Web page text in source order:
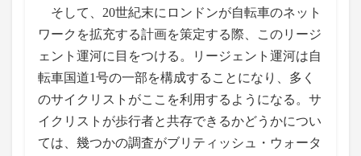
そして、20世紀末にロンドンが自転車のネット
ワークを拡充する計画を策定する際、このリージ
ェント運河に目をつける。リージェント運河は自
転車国道1号の一部を構成することになり、多く
のサイクリストがここを利用するようになる。サ
イクリストが歩行者と共存できるかどうかについ
ては、幾つかの調査がブリティッシュ・ウォータ